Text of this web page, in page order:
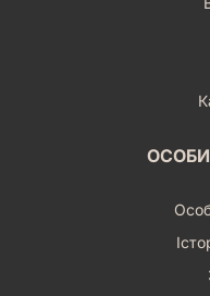
що дорівнює або
вважатиметься
особливий символ
зусіль. Деякі карти
кількість успіхів.
проходите
проваленою. І
Сканування карт
Застосунок вкаже